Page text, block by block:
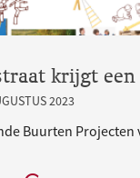
2023